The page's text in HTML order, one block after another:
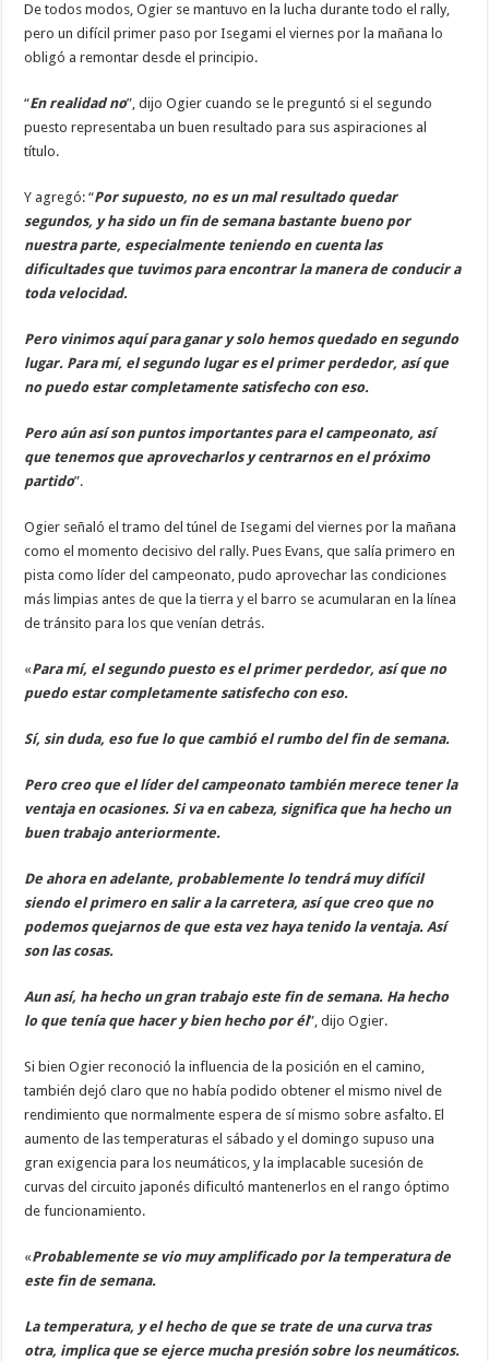
De todos modos, Ogier se mantuvo en la lucha durante todo el rally,
pero un difícil primer paso por Isegami el viernes por la mañana lo
obligó a remontar desde el principio.
“En realidad no”, dijo Ogier cuando se le preguntó si el segundo
puesto representaba un buen resultado para sus aspiraciones al
título.
Y agregó: “Por supuesto, no es un mal resultado quedar
segundos, y ha sido un fin de semana bastante bueno por
nuestra parte, especialmente teniendo en cuenta las
dificultades que tuvimos para encontrar la manera de conducir a
toda velocidad.
Pero vinimos aquí para ganar y solo hemos quedado en segundo
lugar. Para mí, el segundo lugar es el primer perdedor, así que
no puedo estar completamente satisfecho con eso.
Pero aún así son puntos importantes para el campeonato, así
que tenemos que aprovecharlos y centrarnos en el próximo
partido”.
Ogier señaló el tramo del túnel de Isegami del viernes por la mañana
como el momento decisivo del rally. Pues Evans, que salía primero en
pista como líder del campeonato, pudo aprovechar las condiciones
más limpias antes de que la tierra y el barro se acumularan en la línea
de tránsito para los que venían detrás.
«Para mí, el segundo puesto es el primer perdedor, así que no
puedo estar completamente satisfecho con eso.
Sí, sin duda, eso fue lo que cambió el rumbo del fin de semana.
Pero creo que el líder del campeonato también merece tener la
ventaja en ocasiones. Si va en cabeza, significa que ha hecho un
buen trabajo anteriormente.
De ahora en adelante, probablemente lo tendrá muy difícil
siendo el primero en salir a la carretera, así que creo que no
podemos quejarnos de que esta vez haya tenido la ventaja. Así
son las cosas.
Aun así, ha hecho un gran trabajo este fin de semana. Ha hecho
lo que tenía que hacer y bien hecho por él”, dijo Ogier.
Si bien Ogier reconoció la influencia de la posición en el camino,
también dejó claro que no había podido obtener el mismo nivel de
rendimiento que normalmente espera de sí mismo sobre asfalto. El
aumento de las temperaturas el sábado y el domingo supuso una
gran exigencia para los neumáticos, y la implacable sucesión de
curvas del circuito japonés dificultó mantenerlos en el rango óptimo
de funcionamiento.
«Probablemente se vio muy amplificado por la temperatura de
este fin de semana.
La temperatura, y el hecho de que se trate de una curva tras
otra, implica que se ejerce mucha presión sobre los neumáticos.